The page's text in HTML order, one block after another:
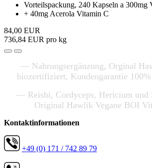
Vorteilspackung, 240 Kapseln a 300mg
+ 40mg Acerola Vitamin C
84,00 EUR
736,84 EUR pro kg
— Nahrungsergänzung, Orginal
biozertifiziert, Kundengarantie
— Reishi, Cordyceps, Hericium und
Original Hawlik Vegane BOI
Kontaktinformationen
+49 (0) 171 / 742 89 79